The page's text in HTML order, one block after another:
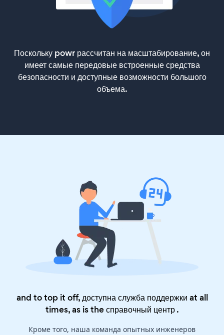
Поскольку powr рассчитан на масштабирование, он
имеет самые передовые встроенные средства
безопасности и доступные возможности большого
объема.
and to top it off, доступна служба поддержки at all
times, as is theсправочный центр.
Кроме того, наша команда опытных инженеров